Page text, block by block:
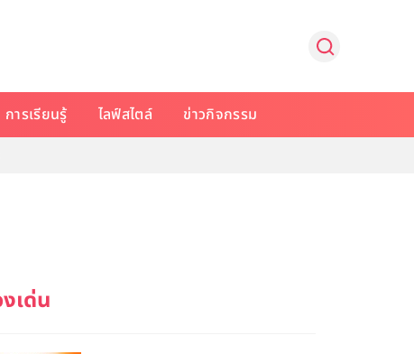
การเรียนรู้ ไลฟ์สไตล์ ข่าวกิจกรรม